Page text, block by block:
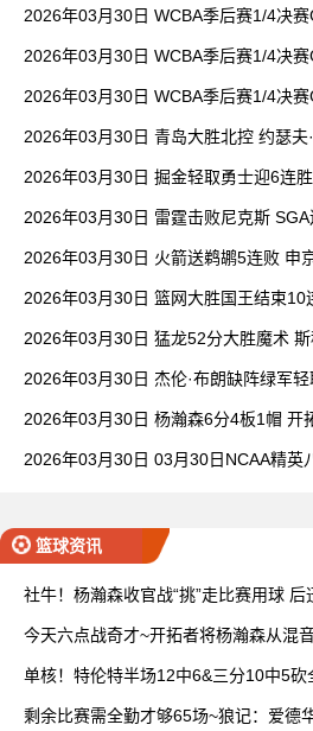
2026年03月30日 WCBA季后赛1/4决赛
2026年03月30日 WCBA季后赛1/4决赛
2026年03月30日 WCBA季后赛1/4决赛
2026年03月30日 青岛大胜北控 约瑟夫
2026年03月30日 掘金轻取勇士迎6连
2026年03月30日 雷霆击败尼克斯 SGA
2026年03月30日 火箭送鹈鹕5连败 申
2026年03月30日 篮网大胜国王结束10
2026年03月30日 猛龙52分大胜魔术 斯
2026年03月30日 杰伦·布朗缺阵绿军轻
2026年03月30日 杨瀚森6分4板1帽 开
2026年03月30日 03月30日NCAA精英
篮球资讯
社牛！杨瀚森收官战“挑”走比赛用球
今天六点战奇才~开拓者将杨瀚森从混
单核！特伦特半场12中6&三分10中5砍
剩余比赛需全勤才够65场~狼记：爱德